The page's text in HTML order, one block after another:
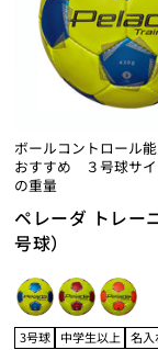
ボールコントロール
おすすめ ３号球サ
の重量
ペレーダ トレー
号球）
3号球 中学生以上 名入